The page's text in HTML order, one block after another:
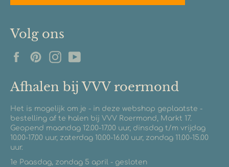
Volg ons
FacebookPinterestInstagram
Afhalen bij VVV roermond
Het is mogelijk om je - in deze webshop geplaatste -
bestelling af te halen bij VVV Roermond, Markt 17.
Geopend maandag 12.00-17.00 uur, dinsdag t/m vrijdag
10.00-17.00 uur, zaterdag 10.00-16.00 uur, zondag 11.00-15.00
uur.
1e Paasdag, zondag 5 april - gesloten